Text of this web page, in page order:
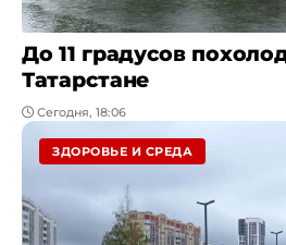
До 11 градусов
Татарстане
Сегодня, 18:06
ЗДОРОВЬЕ И СРЕДА